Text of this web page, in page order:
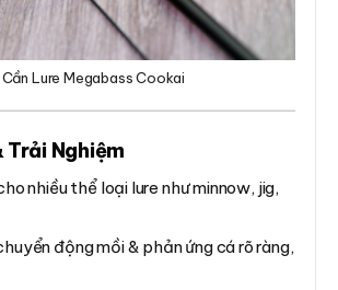
Cần Lure Megabass Cookai
Trải Nghiệm
nhiều thể loại lure như minnow, jig,
động mồi & phản ứng cá rõ ràng,